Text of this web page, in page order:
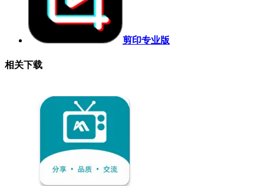
剪印专业版
相关下载